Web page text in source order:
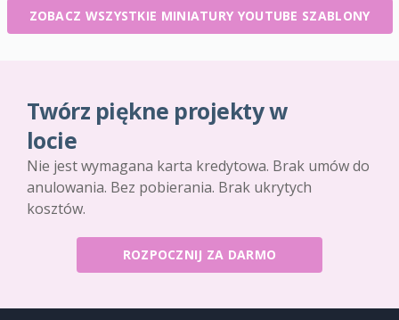
ZOBACZ WSZYSTKIE MINIATURY YOUTUBE SZABLONY
Twórz piękne projekty w
locie
Nie jest wymagana karta kredytowa. Brak umów do
anulowania. Bez pobierania. Brak ukrytych
kosztów.
ROZPOCZNIJ ZA DARMO